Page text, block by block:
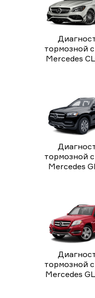
тормозной
Mercedes
тормозной
Mercedes
тормозной
Mercedes